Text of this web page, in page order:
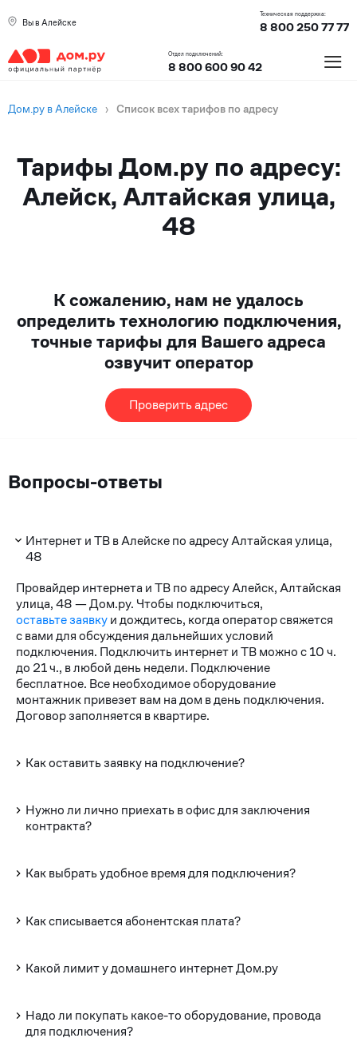
Вы в Алейске
Техническая поддержка:
8 800 250 77 77
Отдел подключений:
8 800 600 90 42 ≡
Дом.ру в Алейске › Список всех тарифов по адресу
Тарифы Дом.ру по адресу:
Алейск, Алтайская улица,
48
К сожалению, нам не удалось
определить технологию подключения,
точные тарифы для Вашего адреса
озвучит оператор
Проверить адрес
Вопросы-ответы
Интернет и ТВ в Алейске по адресу Алтайская улица,
48
Провайдер интернета и ТВ по адресу Алейск, Алтайская
улица, 48 — Дом.ру. Чтобы подключиться,
оставьте заявкуи дождитесь, когда оператор свяжется
с вами для обсуждения дальнейших условий
подключения. Подключить интернет и ТВ можно с 10 ч.
до 21 ч., в любой день недели. Подключение
бесплатное. Все необходимое оборудование
монтажник привезет вам на дом в день подключения.
Договор заполняется в квартире.
Как оставить заявку на подключение?
Нужно ли лично приехать в офис для заключения
контракта?
Как выбрать удобное время для подключения?
Как списывается абонентская плата?
Какой лимит у домашнего интернет Дом.ру
Надо ли покупать какое-то оборудование, провода
для подключения?